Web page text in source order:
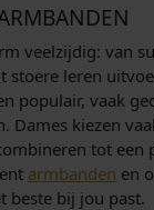
veelzijdig: van
stoere leren
populair, vaak
Dames kiezen
tot een
armbanden en
beste bij jou past.